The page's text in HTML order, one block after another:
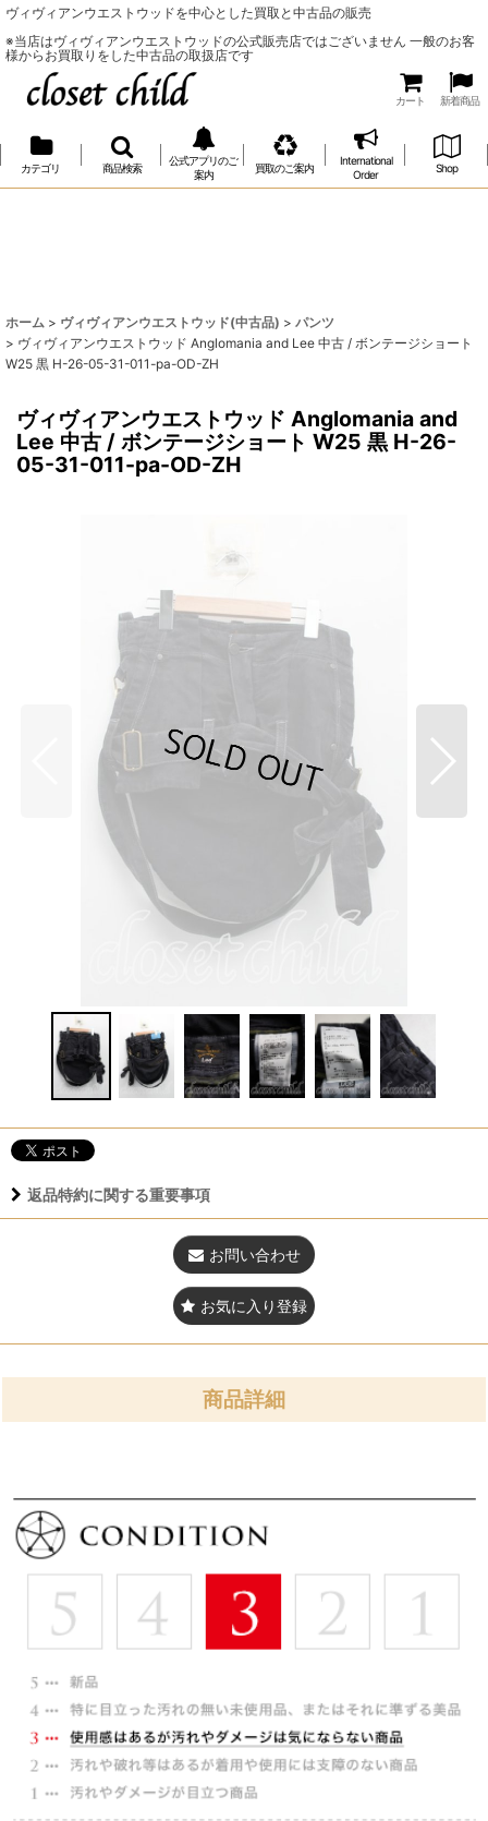
ヴィヴィアンウエストウッドを中心とした買取と中古品の販売
※当店はヴィヴィアンウエストウッドの公式販売店ではございません 一般のお客
様からお買取りをした中古品の取扱店です
カート 新着商品
カテゴリ 商品検索
公式アプリのご
案内
買取のご案内
International
Order
Shop
ホーム > ヴィヴィアンウエストウッド(中古品) > パンツ
> ヴィヴィアンウエストウッド Anglomania and Lee 中古 / ボンテージショート
W25 黒 H-26-05-31-011-pa-OD-ZH
ヴィヴィアンウエストウッド Anglomania and
Lee 中古 / ボンテージショート W25 黒 H-26-
05-31-011-pa-OD-ZH
返品特約に関する重要事項
お問い合わせ
お気に入り登録
商品詳細